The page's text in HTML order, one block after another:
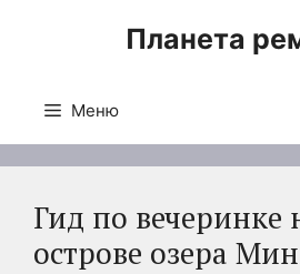
Планета
Меню
Гид по
острове озера